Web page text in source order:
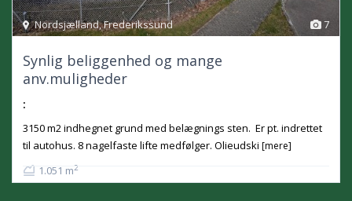
7
Nordsjælland,Frederikssund
Synlig beliggenhed og mange
anv.muligheder
:
3150 m2 indhegnet grund med belægnings sten. Er pt. indrettet
til autohus. 8 nagelfaste lifte medfølger. Olieudski [mere]
1.051 m2